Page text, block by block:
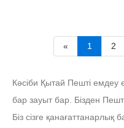
« 1 2
Кәсіби Қытай Пешті емдеу
бар зауыт бар. Бізден
Біз сізге қанағаттанарлық